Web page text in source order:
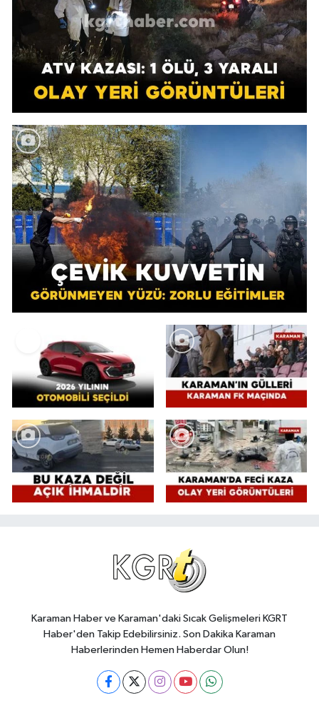
Karaman Haber ve Karaman'daki Sıcak Gelişmeleri KGRT
Haber'den Takip Edebilirsiniz. Son Dakika Karaman
Haberlerinden Hemen Haberdar Olun!